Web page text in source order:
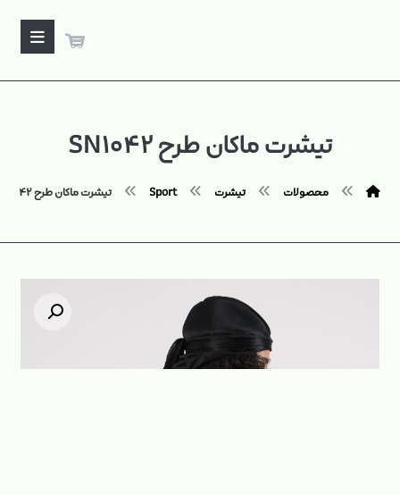
تیشرت ماکان طرح SN۱۰۴۲
محصولات تیشرت Sport تیشرت ماکان طرح SN۱۰۴۲